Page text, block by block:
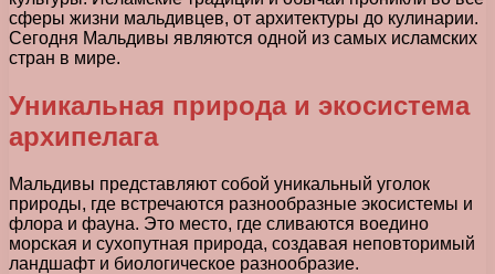
сферы жизни мальдивцев, от архитектуры до кулинарии.
Сегодня Мальдивы являются одной из самых исламских
стран в мире.
Уникальная природа и экосистема
архипелага
Мальдивы представляют собой уникальный уголок
природы, где встречаются разнообразные экосистемы и
флора и фауна. Это место, где сливаются воедино
морская и сухопутная природа, создавая неповторимый
ландшафт и биологическое разнообразие.